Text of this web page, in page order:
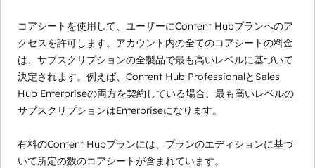
コアシートを使用して、ユーザーにContent Hubプランへのア
クセスを許可します。アカウント内の全てのコアシートの料金
は、サブスクリプションの全製品で最も高いレベルに基づいて
決定されます。例えば、Content Hub ProfessionalとSales
Hub Enterpriseの両方を契約している場合、最も高いレベルの
サブスクリプションはEnterpriseになります。
有料のContent Hubプランには、プランのエディションに基づ
いて所定の数のコアシートが含まれています。